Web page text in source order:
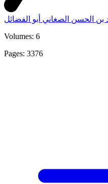
الحسن الصغاني أبو الفضائل
Volumes: 6
Pages: 3376